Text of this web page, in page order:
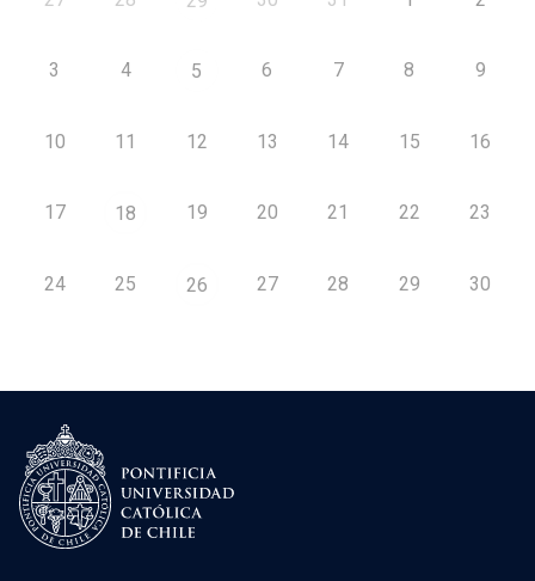
3 4 5 6 7 8 9
10 11 12 13 14 15 16
17 18 19 20 21 22 23
24 25 26 27 28 29 30